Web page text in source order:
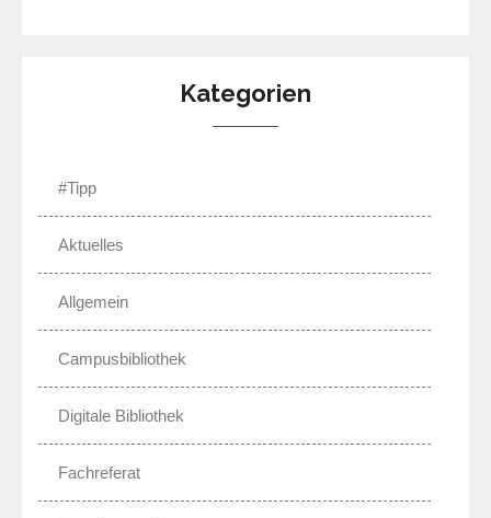
Kategorien
#Tipp
Aktuelles
Allgemein
Campusbibliothek
Digitale Bibliothek
Fachreferat